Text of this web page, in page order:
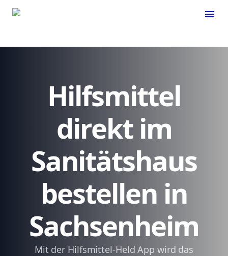
menu
Hilfsmittel
direkt im
Sanitätshaus
bestellen in
Sachsenheim
Mit der Hilfsmittel-Held App wird das